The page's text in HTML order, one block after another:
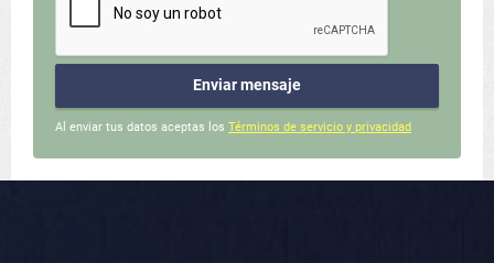
Enviar mensaje
Al enviar tus datos aceptas los Términos de servicio y privacidad